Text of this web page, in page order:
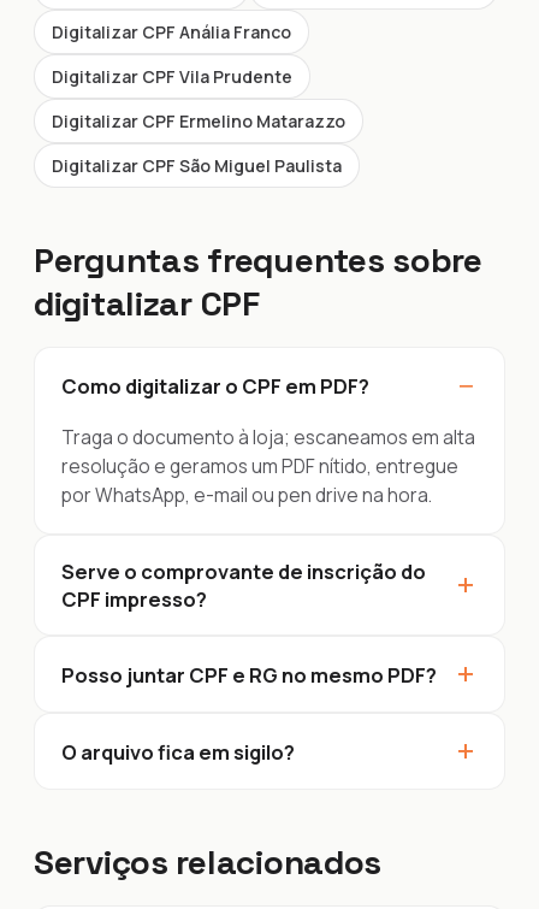
Digitalizar CPF Anália Franco
Digitalizar CPF Vila Prudente
Digitalizar CPF Ermelino Matarazzo
Digitalizar CPF São Miguel Paulista
Perguntas frequentes sobre
digitalizar CPF
Como digitalizar o CPF em PDF? −
Traga o documento à loja; escaneamos em alta
resolução e geramos um PDF nítido, entregue
por WhatsApp, e-mail ou pen drive na hora.
Serve o comprovante de inscrição do
CPF impresso?
+
Posso juntar CPF e RG no mesmo PDF? +
O arquivo fica em sigilo? +
Serviços relacionados